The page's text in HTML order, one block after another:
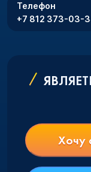
Телефон
+7 812 373-03-
Хочу